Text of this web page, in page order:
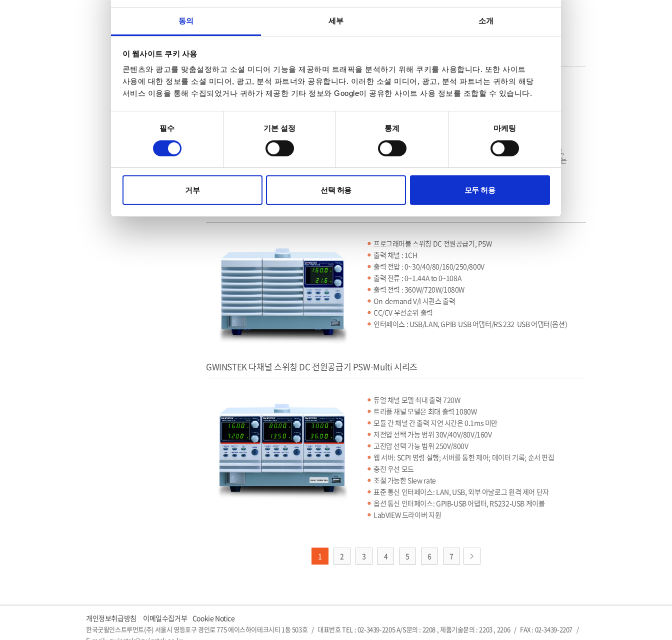
동의 세부 소개
이 웹사이트 쿠키 사용
콘텐츠와 광고를 맞춤설정하고 소셜 미디어 기능을 제공하며 트래픽을 분석하기 위해 쿠키를 사용합니다. 또한 사이트
사용에 대한 정보를 소셜 미디어, 광고, 분석 파트너와 공유합니다. 이러한 소셜 미디어, 광고, 분석 파트너는 귀하의 해당
서비스 이용을 통해 수집되었거나 귀하가 제공한 기타 정보와 Google이 공유한 사이트 사용 정보를 조합할 수 있습니다.
필수 기본 설정 통계 마케팅
거부 선택 허용 모두 허용
전압: 6V ~ 600V 출력 (모델별 상이)
전류: 최대 200A 지원 (모델별 2.6A ~ 200A 상이)
전력: 1200W ~ 1560W 출력
절연 아날로그 제어(Isolated Voltage/Current Control) 공장 옵션
지원
외형 및 확장성: 공간 효율성이 뛰어난 1U 19인치 랙 마운트 사이즈로,
최대 4대 병렬 연결 및 최대 2대 직렬 연결(300V 이하 모델)을 지원하는
고성능 1채널(1CH) 프로그래머블 DC 전원공급기
프로그래머블 스위칭 DC 전원공급기, PSW
출력 채널 : 1CH
출력 전압 : 0~30/40/80/160/250/800V
출력 전류 : 0~1.44A to 0~108A
출력 전력 : 360W/720W/1080W
On-demand V/I 시퀀스 출력
CC/CV 우선순위 출력
인터페이스 : USB/LAN, GPIB-USB 어댑터/RS 232-USB 어댑터(옵션)
GWINSTEK 다채널 스위칭 DC 전원공급기 PSW-Multi 시리즈
듀얼 채널 모델 최대 출력 720W
트리플 채널 모델은 최대 출력 1080W
모듈 간 채널 간 출력 지연 시간은 0.1ms 미만
저전압 선택 가능 범위 30V/40V/80V/160V
고전압 선택 가능 범위 250V/800V
웹 서버: SCPI 명령 실행; 서버를 통한 제어; 데이터 기록; 순서 편집
충전 우선 모드
조절 가능한 Slew rate
표준 통신 인터페이스: LAN, USB, 외부 아날로그 원격 제어 단자
옵션 통신 인터페이스: GPIB-USB 어댑터, RS232-USB 케이블
LabVIEW 드라이버 지원
1 2 3 4 5 6 7
개인정보취급방침 이메일수집거부 Cookie Notice
한국굿윌인스트루먼트(주) 서울시 영등포구 경인로 775 에이스하이테크시티 1동 503호 / 대표번호 TEL : 02-3439-2205 A/S문의 : 2208 , 제품기술문의 : 2203 , 2206 / FAX : 02-3439-2207 /